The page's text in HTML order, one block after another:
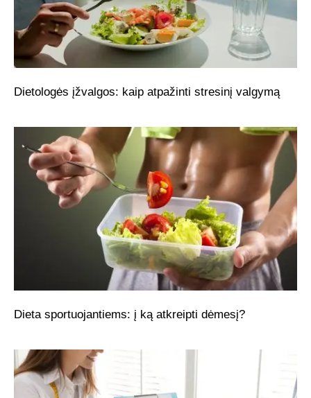
Dietologės įžvalgos: kaip atpažinti stresinį valgymą
Dieta sportuojantiems: į ką atkreipti dėmesį?